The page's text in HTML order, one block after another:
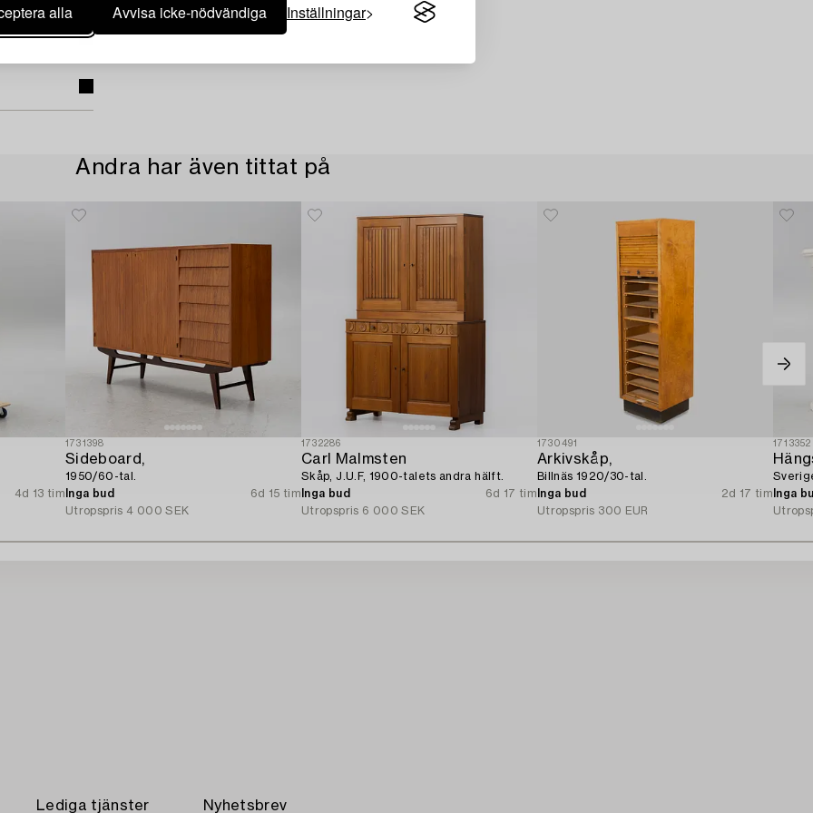
alla Avvisa icke-nödvändiga Inställningar
Andra har även tittat på
4d 13 tim
1731398
Sideboard,
1950/60-tal.
Inga bud
6d 15 tim
Utropspris 4 000 SEK
1732286
Carl Malmsten
Skåp, J.U.F, 1900-talets andra hälft.
Inga bud
6d 17 tim
Utropspris 6 000 SEK
1730491
Arkivskåp,
Billnäs 1920/30-tal.
Inga bud
2d 17 tim
Utropspris 300 EUR
1713352
Inga
Lediga tjänster Nyhetsbrev